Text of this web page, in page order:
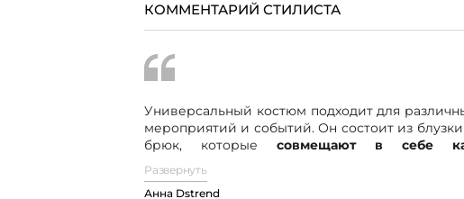
КОММЕНТАРИЙ СТИЛИСТА
Универсальный костюм подходит для
мероприятий и событий. Он состоит из
брюк, которыесовмещают в себе
классические, так и современные
дизайна.Рубашечный воротник и
Развернуть
Анна Dstrend